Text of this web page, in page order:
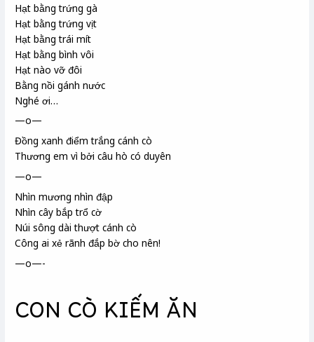
Hạt bằng trứng gà
Hạt bằng trứng vịt
Hạt bằng trái mít
Hạt bằng bình vôi
Hạt nào vỡ đôi
Bằng nồi gánh nước
Nghé ơi…
—o—
Đồng xanh điểm trắng cánh cò
Thương em vì bởi câu hò có duyên
—o—
Nhìn mương nhìn đập
Nhìn cây bắp trổ cờ
Núi sông dài thượt cánh cò
Công ai xẻ rãnh đắp bờ cho nên!
—o—-
CON CÒ KIẾM ĂN